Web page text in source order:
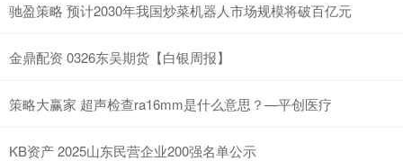
驰盈策略 预计2030年我国炒菜机器人市场规模将破百亿元
金鼎配资 0326东吴期货【白银周报】
策略大赢家 超声检查ra16mm是什么意思？—平创医疗
KB资产 2025山东民营企业200强名单公示